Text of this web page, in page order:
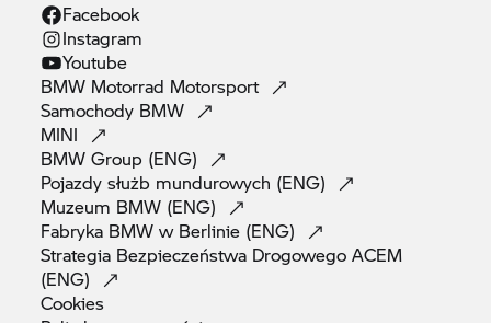
Facebook
Instagram
Youtube
BMW Motorrad Motorsport
Samochody BMW
MINI
BMW Group (ENG)
Pojazdy służb mundurowych (ENG)
Muzeum BMW (ENG)
Fabryka BMW w Berlinie (ENG)
Strategia Bezpieczeństwa Drogowego ACEM
(ENG)
Cookies